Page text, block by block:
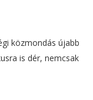
közmondás újabb
is dér, nemcsak